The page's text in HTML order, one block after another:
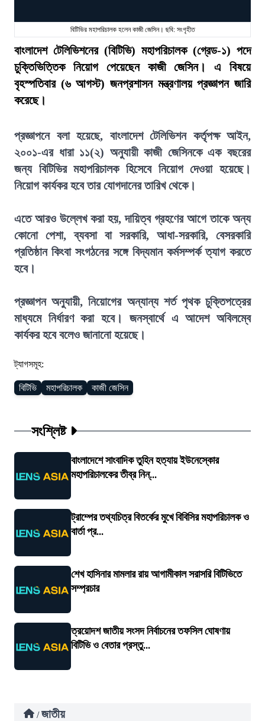
বিটিভির মহাপরিচালক হলেন কাজী জেসিন। ছবি: সংগৃহীত
বাংলাদেশ টেলিভিশনের (বিটিভি) মহাপরিচালক (গ্রেড-১) পদে
চুক্তিভিত্তিক নিয়োগ পেয়েছেন কাজী জেসিন। এ বিষয়ে
বৃহস্পতিবার (৬ আগস্ট) জনপ্রশাসন মন্ত্রণালয় প্রজ্ঞাপন জারি
করেছে।
প্রজ্ঞাপনে বলা হয়েছে, বাংলাদেশ টেলিভিশন কর্তৃপক্ষ আইন,
২০০১-এর ধারা ১১(২) অনুযায়ী কাজী জেসিনকে এক বছরের
জন্য বিটিভির মহাপরিচালক হিসেবে নিয়োগ দেওয়া হয়েছে।
নিয়োগ কার্যকর হবে তার যোগদানের তারিখ থেকে।
এতে আরও উল্লেখ করা হয়, দায়িত্ব গ্রহণের আগে তাকে অন্য
কোনো পেশা, ব্যবসা বা সরকারি, আধা-সরকারি, বেসরকারি
প্রতিষ্ঠান কিংবা সংগঠনের সঙ্গে বিদ্যমান কর্মসম্পর্ক ত্যাগ করতে
হবে।
প্রজ্ঞাপন অনুযায়ী, নিয়োগের অন্যান্য শর্ত পৃথক চুক্তিপত্রের
মাধ্যমে নির্ধারণ করা হবে। জনস্বার্থে এ আদেশ অবিলম্বে
কার্যকর হবে বলেও জানানো হয়েছে।
ট্যাগসমূহ:
বিটিভি মহাপরিচালক কাজী জেসিন
সংশ্লিষ্ট
বাংলাদেশে সাংবাদিক তুহিন হত্যায় ইউনেস্কোর
মহাপরিচালকের তীব্র নিন্...
ট্রাম্পের তথ্যচিত্র বিতর্কের মুখে বিবিসির মহাপরিচালক ও
বার্তা প্র...
শেখ হাসিনার মামলার রায় আগামীকাল সরাসরি বিটিভিতে
সম্প্রচার
ত্রয়োদশ জাতীয় সংসদ নির্বাচনের তফসিল ঘোষণায়
বিটিভি ও বেতার প্রস্তু...
/ জাতীয়